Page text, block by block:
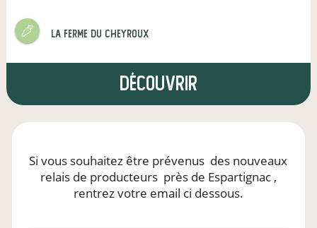
La ferme du Cheyroux
Découvrir
Si vous souhaitez être prévenus des nouveaux
relais de producteurs près de Espartignac,
rentrez votre email ci dessous.